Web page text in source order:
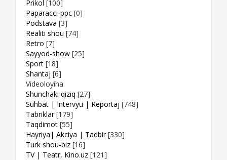
Prikol [100]
Paparacci-ppc [0]
Podstava [3]
Realiti shou [74]
Retro [7]
Sayyod-show [25]
Sport [18]
Shantaj [6]
Videoloyiha
Shunchaki qiziq [27]
Suhbat | Intervyu | Reportaj [748]
Tabriklar [179]
Taqdimot [55]
Hayriya| Akciya | Tadbir [330]
Turk shou-biz [16]
TV | Teatr, Kino.uz [121]